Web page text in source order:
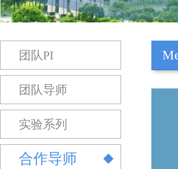
团队PI
团队导师
实验系列
合作导师